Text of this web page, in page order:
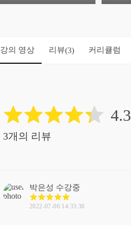
드립니다.
다.
강의 영상 리뷰(3) 커리큘럼
4.3
3개의 리뷰
박은성 수강중
2022-07-06 14:33:38